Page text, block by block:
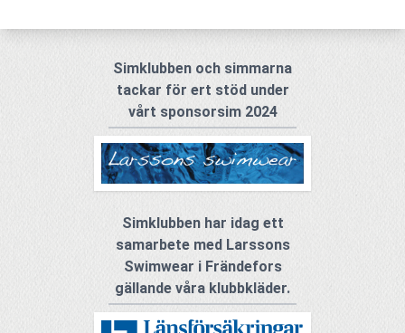
Simklubben och simmarna
tackar för ert stöd under
vårt sponsorsim 2024
Simklubben har idag ett
samarbete med Larssons
Swimwear i Frändefors
gällande våra klubbkläder.